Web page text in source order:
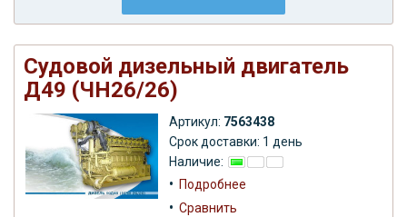
Судовой дизельный двигатель
Д49 (ЧН26/26)
Артикул: 7563438
Срок доставки: 1 день
Наличие:
• Подробнее
• Сравнить